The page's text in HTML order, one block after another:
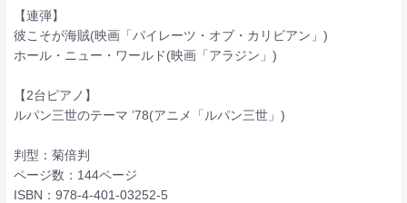
【連弾】
彼こそが海賊(映画「パイレーツ・オブ・カリビアン」)
ホール・ニュー・ワールド(映画「アラジン」)
【2台ピアノ】
ルパン三世のテーマ ’78(アニメ「ルパン三世」)
判型：菊倍判
ページ数：144ページ
ISBN：978-4-401-03252-5